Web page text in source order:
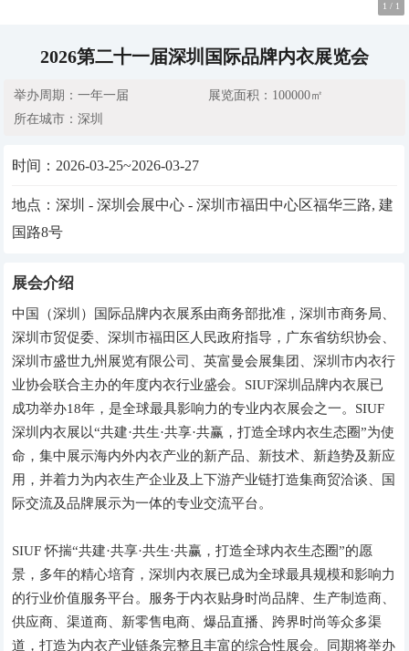
1 / 1
2026第二十一届深圳国际品牌内衣展览会
举办周期：一年一届
展览面积：100000㎡
所在城市：深圳
时间： 2026-03-25~2026-03-27
地点：深圳 - 深圳会展中心 - 深圳市福田中心区福华三路, 建
国路8号
展会介绍
中国（深圳）国际品牌内衣展系由商务部批准，深圳市商务局、
深圳市贸促委、深圳市福田区人民政府指导，广东省纺织协会、
深圳市盛世九州展览有限公司、英富曼会展集团、深圳市内衣行
业协会联合主办的年度内衣行业盛会。SIUF深圳品牌内衣展已
成功举办18年，是全球最具影响力的专业内衣展会之一。SIUF
深圳内衣展以“共建·共生·共享·共赢，打造全球内衣生态圈”为使
命，集中展示海内外内衣产业的新产品、新技术、新趋势及新应
用，并着力为内衣生产企业及上下游产业链打造集商贸洽谈、国
际交流及品牌展示为一体的专业交流平台。
SIUF 怀揣“共建·共享·共生·共赢，打造全球内衣生态圈”的愿
景，多年的精心培育，深圳内衣展已成为全球最具规模和影响力
的行业价值服务平台。服务于内衣贴身时尚品牌、生产制造商、
供应商、渠道商、新零售电商、爆品直播、跨界时尚等众多渠
道，打造为内衣产业链条完整且丰富的综合性展会。同期将举办